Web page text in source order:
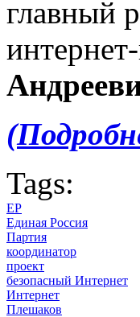
главный
Tags:
ЕР
Единая Россия
Партия
координатор
проект
безопасный Интернет
Интернет
Плешаков